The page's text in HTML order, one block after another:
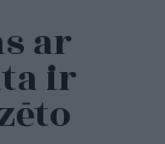
ar
ir